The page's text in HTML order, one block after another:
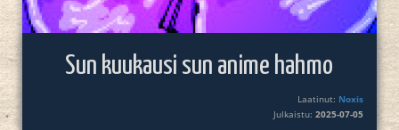
Sun kuukausi sun anime hahmo
Laatinut: Noxis
Julkaistu:2025-07-05